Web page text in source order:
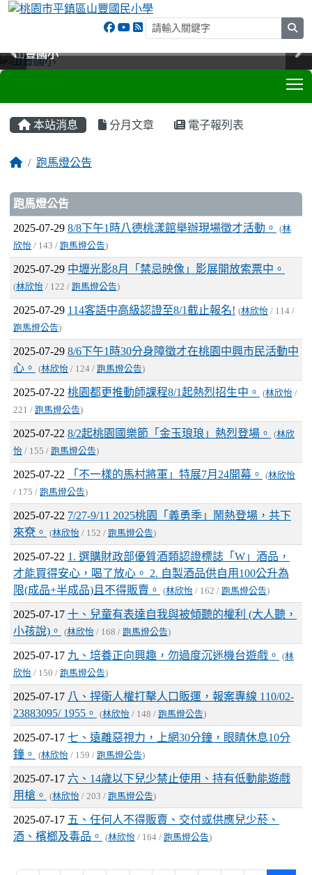
山豐國小
山豐國小
山豐國小
山豐國小
本站消息 分月文章 電子報列表
跑馬燈公告
文章列表
跑馬燈公告
2025-07-29 8/8下午1時八德桃漾館舉辦現場徵才活動。 (林
欣怡 / 143 / 跑馬燈公告)
2025-07-29 中壢光影8月「禁忌映像」影展開放索票中。
(林欣怡 / 122 / 跑馬燈公告)
2025-07-29 114客語中高級認證至8/1截止報名! (林欣怡 / 114 /
跑馬燈公告)
2025-07-29 8/6下午1時30分身障徵才在桃園中興市民活動中
心。
(林欣怡 / 124 / 跑馬燈公告)
2025-07-22 桃園都更推動師課程8/1起熱烈招生中。 (林欣怡 /
221 / 跑馬燈公告)
2025-07-22 8/2起桃園國樂節「金玉琅琅」熱烈登場。 (林欣
怡 / 155 / 跑馬燈公告)
2025-07-22 「不一樣的馬村將軍」特展7月24開幕。 (林欣怡
/ 175 / 跑馬燈公告)
2025-07-22 7/27-9/11 2025桃園「義勇季」鬧熱登場，共下
來尞。
(林欣怡 / 152 / 跑馬燈公告)
2025-07-22 1. 選購財政部優質酒類認證標誌「W」酒品，
才能買得安心，喝了放心。 2. 自製酒品供自用100公升為
限(成品+半成品)且不得販賣。
(林欣怡 / 162 / 跑馬燈公告)
2025-07-17 十、兒童有表達自我與被傾聽的權利 (大人聽，
小孩說)。
(林欣怡 / 168 / 跑馬燈公告)
2025-07-17 九、培養正向興趣，勿過度沉迷機台遊戲。 (林
欣怡 / 150 / 跑馬燈公告)
2025-07-17 八、捍衛人權打擊人口販運，報案專線 110/02-
23883095/ 1955。
(林欣怡 / 148 / 跑馬燈公告)
2025-07-17 七、遠離惡視力，上網30分鐘，眼睛休息10分
鐘。
(林欣怡 / 159 / 跑馬燈公告)
2025-07-17 六、14歲以下兒少禁止使用、持有低動能遊戲
用槍。
(林欣怡 / 203 / 跑馬燈公告)
2025-07-17 五、任何人不得販賣、交付或供應兒少菸、
酒、檳榔及毒品。
(林欣怡 / 164 / 跑馬燈公告)